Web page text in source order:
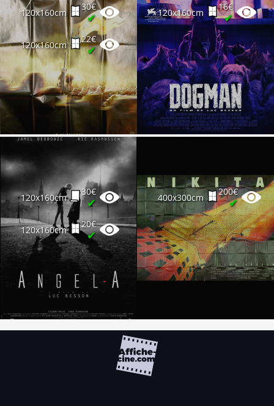
120x160cm
30€
✔
120x160cm
22€
✔
120x160cm
16€
✔
120x160cm
30€
✔
120x160cm
20€
✔
400x300cm
200€
✔